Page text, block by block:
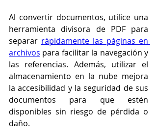
Al convertir documentos, utilice una
herramienta divisora de PDF para
separar rápidamente las páginas en
archivos para facilitar la navegación y
las referencias. Además, utilizar el
almacenamiento en la nube mejora
la accesibilidad y la seguridad de sus
documentos para que estén
disponibles sin riesgo de pérdida o
daño.